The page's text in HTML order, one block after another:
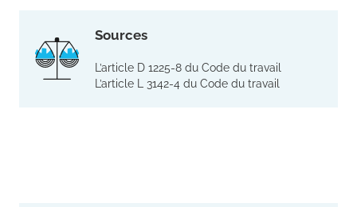
Sources
L’article D 1225-8 du Code du travail
L’article L 3142-4 du Code du travail